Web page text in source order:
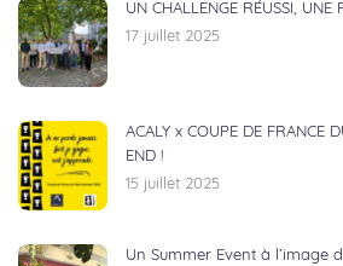
UN CHALLENGE RÉUSSI, UNE
17 juillet 2025
ACALY x COUPE DE FRANCE
END !
15 juillet 2025
Un Summer Event à l’image